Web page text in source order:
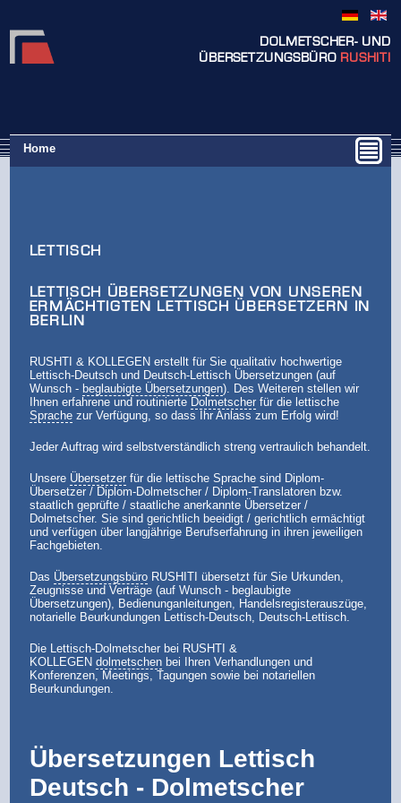
DOLMETSCHER- UND
ÜBERSETZUNGSBÜRO RUSHITI
Home
LETTISCH
LETTISCH ÜBERSETZUNGEN VON UNSEREN
ERMÄCHTIGTEN LETTISCH ÜBERSETZERN IN
BERLIN
RUSHTI & KOLLEGEN erstellt für Sie qualitativ hochwertige
Lettisch-Deutsch und Deutsch-Lettisch Übersetzungen (auf
Wunsch - beglaubigte Übersetzungen). Des Weiteren stellen wir
Ihnen erfahrene und routinierte Dolmetscherfür die lettische
Sprachezur Verfügung, so dass Ihr Anlass zum Erfolg wird!
Jeder Auftrag wird selbstverständlich streng vertraulich behandelt.
Unsere Übersetzerfür die lettische Sprache sind Diplom-
Übersetzer / Diplom-Dolmetscher / Diplom-Translatoren bzw.
staatlich geprüfte / staatliche anerkannte Übersetzer /
Dolmetscher. Sie sind gerichtlich beeidigt / gerichtlich ermächtigt
und verfügen über langjährige Berufserfahrung in ihren jeweiligen
Fachgebieten.
Das ÜbersetzungsbüroRUSHITI übersetzt für Sie Urkunden,
Zeugnisse und Verträge (auf Wunsch - beglaubigte
Übersetzungen), Bedienunganleitungen, Handelsregisterauszüge,
notarielle Beurkundungen Lettisch-Deutsch, Deutsch-Lettisch.
Die Lettisch-Dolmetscher bei RUSHTI &
KOLLEGEN dolmetschenbei Ihren Verhandlungen und
Konferenzen, Meetings, Tagungen sowie bei notariellen
Beurkundungen.
Übersetzungen Lettisch
Deutsch - Dolmetscher